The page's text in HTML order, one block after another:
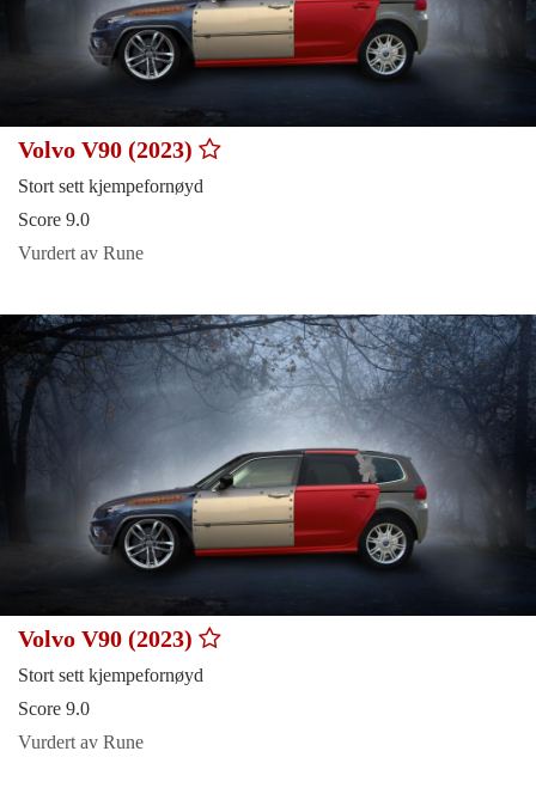
Volvo V90 (2023)
Stort sett kjempefornøyd
Score 9.0
Vurdert av Rune
Volvo V90 (2023)
Stort sett kjempefornøyd
Score 9.0
Vurdert av Rune